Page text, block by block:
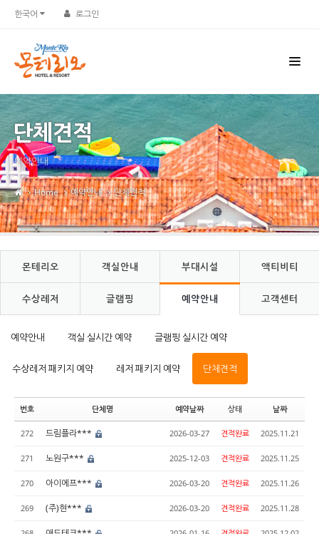
한국어 로그인
단체견적
예약안내
Home 예약안내 단체견적
몬테리오 객실안내 부대시설 액티비티
수상레저 글램핑 예약안내 고객센터
예약안내 객실 실시간 예약 글램핑 실시간 예약
수상레저 패키지 예약 레저 패키지 예약 단체견적
번호 단체명 예약날짜 상태 날짜
272 드림플라*** 2026-03-27 견적완료 2025.11.21
271 노원구*** 2025-12-03 견적완료 2025.11.25
270 아이에프*** 2026-03-20 견적완료 2025.11.26
269 (주)현*** 2026-03-20 견적완료 2025.11.28
Sketchbook5, 스케치북5